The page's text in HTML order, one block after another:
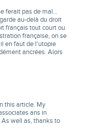
ferait pas de mal…
au-delà du droit
français tout court ou
française, on se
en faut de l'utopie
ancrées. Alors
this article. My
ans in
well as, thanks to